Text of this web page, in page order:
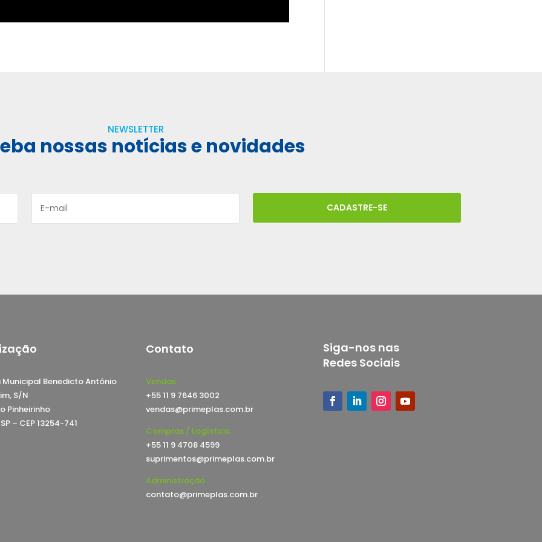
NEWSLETTER
nossas notícias e novidades
CADASTRE-SE
Benedicto Antônio
S/N
Pinheirinho
– CEP 13254-741
Contato
Vendas
+55 11 9 7646 3002
vendas@primeplas.com.br
Compras / Logística
+55 11 9 4708 4599
suprimentos@primeplas.com.br
Administração
contato@primeplas.com.br
Siga-nos nas
Redes Sociais